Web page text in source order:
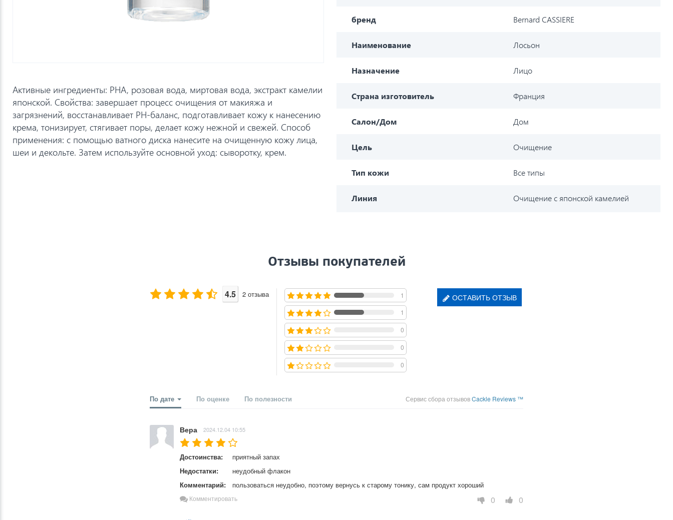
Активные ингредиенты: PHA, розовая вода, миртовая вода, экстракт камелии
японской. Свойства: завершает процесс очищения от макияжа и
загрязнений, восстанавливает PH-баланс, подготавливает кожу к нанесению
крема, тонизирует, стягивает поры, делает кожу нежной и свежей. Способ
применения: с помощью ватного диска нанесите на очищенную кожу лица,
шеи и декольте. Затем используйте основной уход: сыворотку, крем.
бренд Bernard CASSIERE
Наименование Лосьон
Назначение Лицо
Страна изготовитель Франция
Салон/Дом Дом
Цель Очищение
Тип кожи Все типы
Линия Очищение с японской камелией
Отзывы покупателей
4.5 2 отзыва 1
1
0
0
0
ОСТАВИТЬ ОТЗЫВ
По дате По оценке По полезности Сервис сбора отзывовCackle Reviews ™
Вера 2024.12.04 10:55
Достоинства:
приятный запах
Недостатки:
неудобный флакон
Комментарий:
пользоваться неудобно, поэтому вернусь к старому тонику, сам продукт хороший
Комментировать 0 0